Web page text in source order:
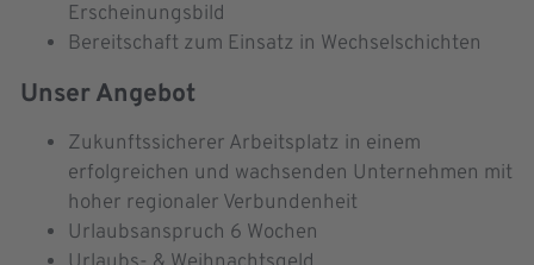
Erscheinungsbild
Bereitschaft zum Einsatz in Wechselschichten
Unser Angebot
Zukunftssicherer Arbeitsplatz in einem
erfolgreichen und wachsenden Unternehmen mit
hoher regionaler Verbundenheit
Urlaubsanspruch 6 Wochen